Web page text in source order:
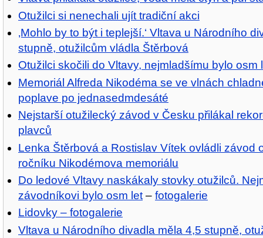
Otužilci si nenechali ujít tradiční akci
‚Mohlo by to být i teplejší.‘ Vltava u Národního
stupně, otužilcům vládla Štěrbová
Otužilci skočili do Vltavy, nejmladšímu bylo osm
Memoriál Alfreda Nikodéma se ve vlnách
poplave po jednasedmdesáté
Nejstarší otužilecký závod v Česku přilákal
plavců
Lenka Štěrbová a Rostislav Vítek ovládli závod
ročníku Nikodémova memoriálu
Do ledové Vltavy naskákaly stovky otužilců.
závodníkovi bylo osm let – fotogalerie
Lidovky – fotogalerie
Vltava u Národního divadla měla 4,5 stupně,